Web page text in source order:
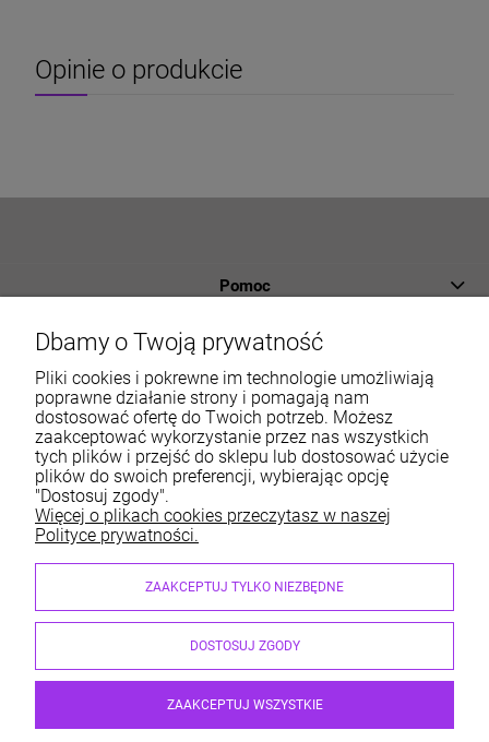
Opinie o produkcie
Mobilny widget karty produktu
Pomoc
Płatności i dostawa
Informacje
O nas
Moje konto
Sklep internetowy ABM Wyposażamy Sklepy | ul. Dobry
Początek 6, 30-798 Kraków
sklep@abm.com.pl| 667 004 622, 515 212 597
NIP: 6792469111 | REGON: 351364718
Dbamy o Twoją prywatność
Pliki cookies i pokrewne im technologie umożliwiają
poprawne działanie strony i pomagają nam
dostosować ofertę do Twoich potrzeb. Możesz
zaakceptować wykorzystanie przez nas wszystkich
tych plików i przejść do sklepu lub dostosować użycie
plików do swoich preferencji, wybierając opcję
"Dostosuj zgody".
Więcej o plikach cookies przeczytasz w naszej
Polityce prywatności.
ZAAKCEPTUJ TYLKO NIEZBĘDNE
DOSTOSUJ ZGODY
ZAAKCEPTUJ WSZYSTKIE